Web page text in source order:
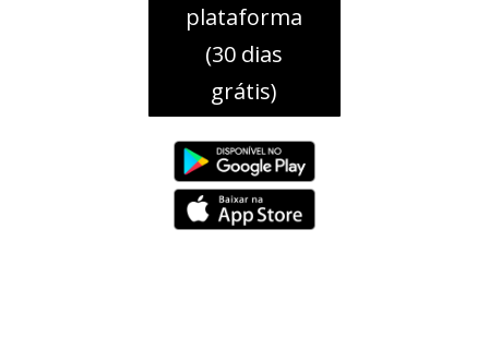
plataforma
(30 dias
grátis)